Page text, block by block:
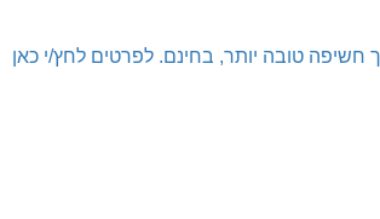
טובה יותר, בחינם. לפרטים לחץ/י כאן